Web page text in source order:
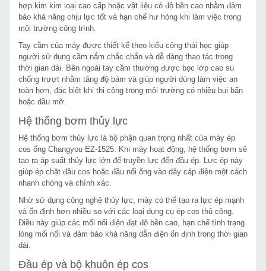
hợp kim kim loại cao cấp hoặc vật liệu có độ bền cao nhằm đảm
bảo khả năng chịu lực tốt và hạn chế hư hỏng khi làm việc trong
môi trường công trình.
Tay cầm của máy được thiết kế theo kiểu công thái học giúp
người sử dụng cầm nắm chắc chắn và dễ dàng thao tác trong
thời gian dài. Bên ngoài tay cầm thường được bọc lớp cao su
chống trượt nhằm tăng độ bám và giúp người dùng làm việc an
toàn hơn, đặc biệt khi thi công trong môi trường có nhiều bụi bẩn
hoặc dầu mỡ.
Hệ thống bơm thủy lực
Hệ thống bơm thủy lực là bộ phận quan trọng nhất của máy ép
cos ống Changyou EZ-1525. Khi máy hoạt động, hệ thống bơm sẽ
tạo ra áp suất thủy lực lớn để truyền lực đến đầu ép. Lực ép này
giúp ép chặt đầu cos hoặc đầu nối ống vào dây cáp điện một cách
nhanh chóng và chính xác.
Nhờ sử dụng công nghệ thủy lực, máy có thể tạo ra lực ép mạnh
và ổn định hơn nhiều so với các loại dụng cụ ép cos thủ công.
Điều này giúp các mối nối điện đạt độ bền cao, hạn chế tình trạng
lỏng mối nối và đảm bảo khả năng dẫn điện ổn định trong thời gian
dài.
Đầu ép và bộ khuôn ép cos